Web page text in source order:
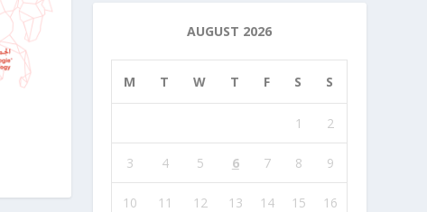
AUGUST 2026
M T W T F S S
1 2
3 4 5 6 7 8 9
10 11 12 13 14 15 16